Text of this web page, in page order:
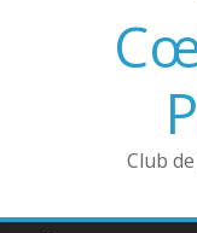
Club